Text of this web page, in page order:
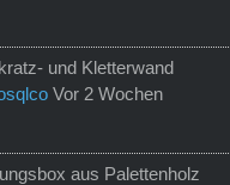
und Kletterwand
Vor 2 Wochen
aus Palettenholz